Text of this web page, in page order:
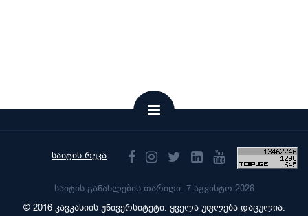
საიტის რუკა
საიტის განახლების თარიღი: 7 აგვისტო 2026
© 2016 კავკასიის უნივერსიტეტი. ყველა უფლება დაცულია.